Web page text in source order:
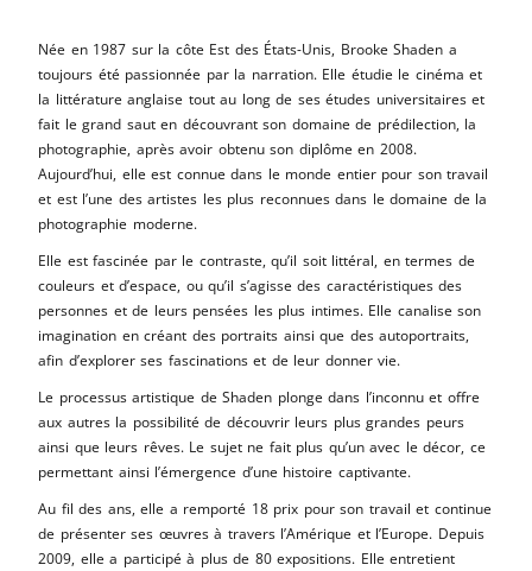
Née en 1987 sur la côte Est des États-Unis, Brooke Shaden a
toujours été passionnée par la narration. Elle étudie le cinéma et
la littérature anglaise tout au long de ses études universitaires et
fait le grand saut en découvrant son domaine de prédilection, la
photographie, après avoir obtenu son diplôme en 2008.
Aujourd’hui, elle est connue dans le monde entier pour son travail
et est l’une des artistes les plus reconnues dans le domaine de la
photographie moderne.
Elle est fascinée par le contraste, qu’il soit littéral, en termes de
couleurs et d’espace, ou qu’il s’agisse des caractéristiques des
personnes et de leurs pensées les plus intimes. Elle canalise son
imagination en créant des portraits ainsi que des autoportraits,
afin d’explorer ses fascinations et de leur donner vie.
Le processus artistique de Shaden plonge dans l’inconnu et offre
aux autres la possibilité de découvrir leurs plus grandes peurs
ainsi que leurs rêves. Le sujet ne fait plus qu’un avec le décor, ce
permettant ainsi l’émergence d’une histoire captivante.
Au fil des ans, elle a remporté 18 prix pour son travail et continue
de présenter ses œuvres à travers l’Amérique et l’Europe. Depuis
2009, elle a participé à plus de 80 expositions. Elle entretient